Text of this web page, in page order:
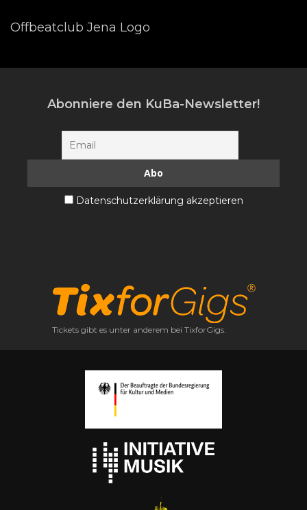
Offbeatclub Jena Logo
Abonniere den KuBa-Newsletter!
Datenschutzerklärung akzeptieren
Tickets gibt es unter anderem bei TixforGigs.